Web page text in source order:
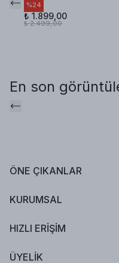
%24
₺ 1.899,00
₺ 2.499,00
En son
ÖNE ÇIKANLAR
KURUMSAL
HIZLI ERİŞİM
ÜYELİK